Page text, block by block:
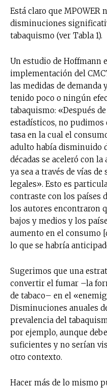
Está claro que MPOWER
disminuciones
tabaquismo (ver Tabla 1).
Un estudio de Hoffmann
implementación del
las medidas de demanda
tenido poco o ningún
tabaquismo: «Después
estadísticos, no pudimos
tasa en la cual el
adulto había disminuido
décadas se aceleró con
ya sea a través de vías
legales». Esto es
contraste con los países
los autores encontraron
bajos y medios y los
aumento en el consumo
lo que se habría
Sugerimos que una
convertir el fumar –la
de tabaco– en el
Disminuciones anuales
prevalencia del
por ejemplo, aunque
suficientes y no serían
otro contexto.
Hacer más de lo mismo